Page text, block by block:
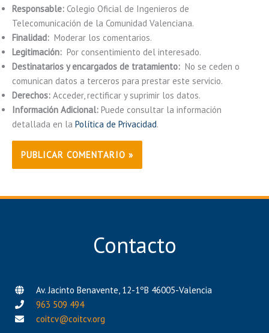
Responsable: Colegio Oficial de Ingenieros de
Telecomunicación de la Comunidad Valenciana.
Finalidad: Moderar los comentarios.
Legitimación: Por consentimiento del interesado.
Destinatarios y encargados de tratamiento: No se ceden o
comunican datos a terceros para prestar este servicio.
Derechos: Acceder, rectificar y suprimir los datos.
Información Adicional: Puede consultar la información
detallada en la Política de Privacidad.
Contacto
Av. Jacinto Benavente, 12-1ºB 46005-Valencia
963 509 494
coitcv@coitcv.org